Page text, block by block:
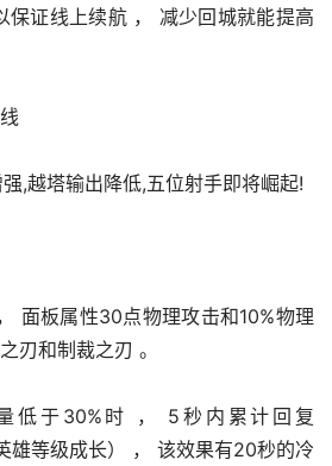
保证线上续航 ， 减少回城就能提高
面板属性30点物理攻击和10%物理
刃和制裁之刃 。
低于30%时 ， 5秒内累计回复
雄等级成长） ， 该效果有20秒的冷